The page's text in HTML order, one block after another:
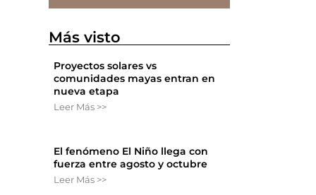
Más visto
Proyectos solares vs
comunidades mayas entran en
nueva etapa
Leer Más >>
El fenómeno El Niño llega con
fuerza entre agosto y octubre
Leer Más >>